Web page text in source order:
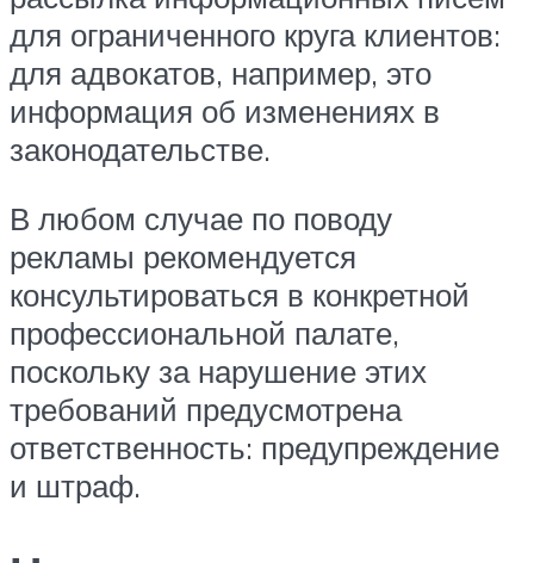
для ограниченного круга клиентов:
для адвокатов, например, это
информация об изменениях в
законодательстве.
В любом случае по поводу
рекламы рекомендуется
консультироваться в конкретной
профессиональной палате,
поскольку за нарушение этих
требований предусмотрена
ответственность: предупреждение
и штраф.